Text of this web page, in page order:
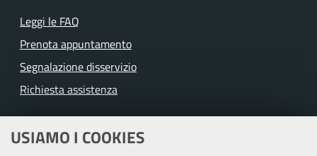
USIAMO I COOKIES
Leggi le FAQ
Prenota appuntamento
Segnalazione disservizio
Richiesta assistenza
Albo pretorio